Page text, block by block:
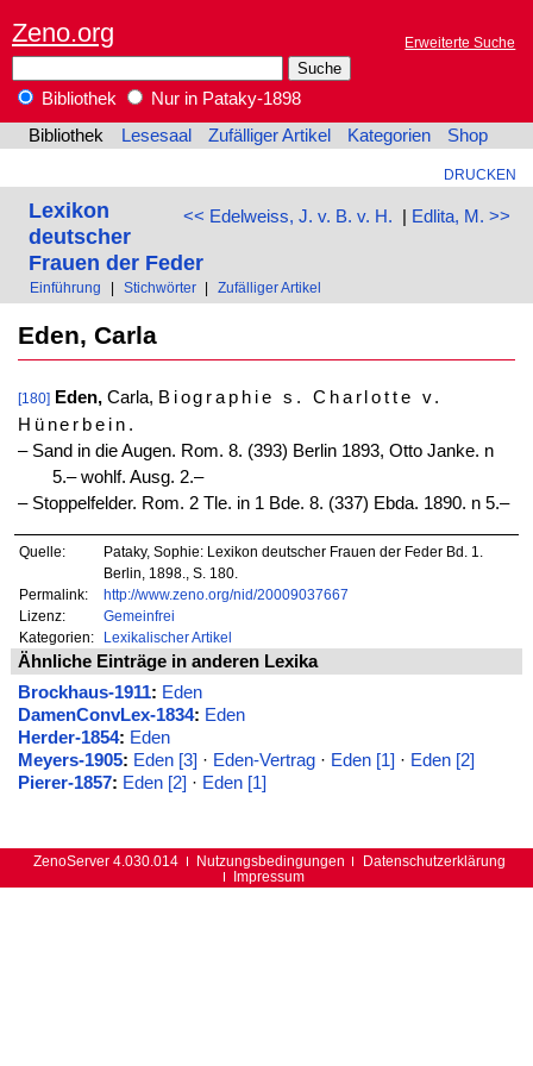
Zeno.org Erweiterte Suche
Bibliothek
Nur in Pataky-1898
Bibliothek
Lesesaal Zufälliger Artikel Kategorien Shop
DRUCKEN
<< Edelweiss, J. v. B. v. H. | Edlita, M. >>
Lexikon
deutscher
Frauen der Feder
Einführung Stichwörter Zufälliger Artikel
Eden, Carla
[180] Eden,Carla, Biographie s. Charlotte v.
Hünerbein .
‒ Sand in die Augen. Rom. 8. (393) Berlin 1893, Otto Janke. n
5.– wohlf. Ausg. 2.–
‒ Stoppelfelder. Rom. 2 Tle. in 1 Bde. 8. (337) Ebda. 1890. n 5.–
Quelle:
Pataky, Sophie: Lexikon deutscher Frauen der Feder Bd. 1.
Berlin, 1898., S. 180.
Permalink:
http://www.zeno.org/nid/20009037667
Lizenz:
Gemeinfrei
Kategorien:
Lexikalischer Artikel
Ähnliche Einträge in anderen Lexika
Brockhaus-1911: Eden
DamenConvLex-1834: Eden
Herder-1854: Eden
Meyers-1905: Eden [3] · Eden-Vertrag· Eden [1] · Eden [2]
Pierer-1857: Eden [2] · Eden [1]
ZenoServer 4.030.014 Nutzungsbedingungen
Datenschutzerklärung
Impressum